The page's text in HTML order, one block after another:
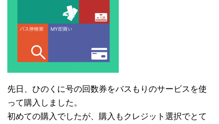
先日、ひのくに号の回数券をバスもりのサービスを使
って購入しました。
初めての購入でしたが、購入もクレジット選択でとて